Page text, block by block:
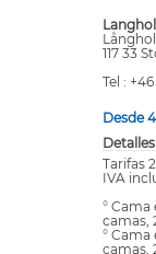
117 33
Tel :
Desde
Tarifas
IVA
°
camas,
°
camas,